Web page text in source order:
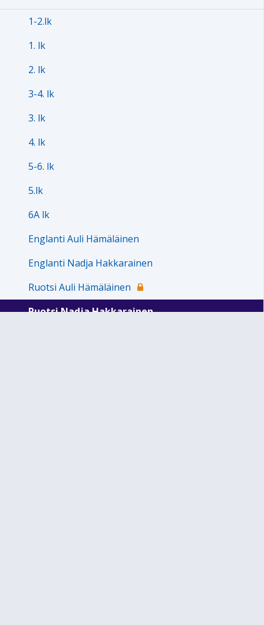
1-2.lk
1. lk
2. lk
3-4. lk
3. lk
4. lk
5-6. lk
5.lk
6A lk
Englanti Auli Hämäläinen
Englanti Nadja Hakkarainen
Ruotsi Auli Hämäläinen
Ruotsi Nadja Hakkarainen